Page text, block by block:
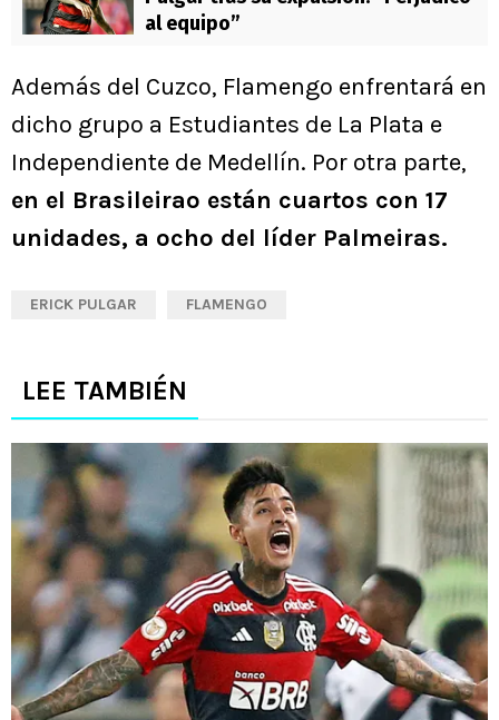
al equipo”
Además del Cuzco, Flamengo enfrentará en
dicho grupo a Estudiantes de La Plata e
Independiente de Medellín. Por otra parte,
en el Brasileirao están cuartos con 17
unidades, a ocho del líder Palmeiras.
ERICK PULGAR FLAMENGO
LEE TAMBIÉN